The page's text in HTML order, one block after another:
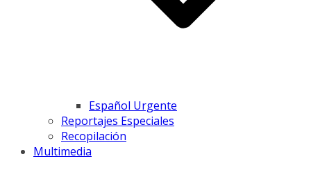
Español Urgente
Reportajes Especiales
Recopilación
Multimedia